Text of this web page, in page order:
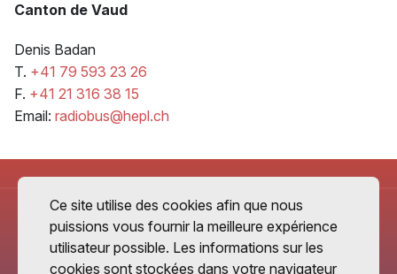
Canton de Vaud
Denis Badan
T. +41 79 593 23 26
F. +41 21 316 38 15
Email: radiobus@hepl.ch
Ce site utilise des cookies afin que nous
puissions vous fournir la meilleure expérience
utilisateur possible. Les informations sur les
cookies sont stockées dans votre navigateur